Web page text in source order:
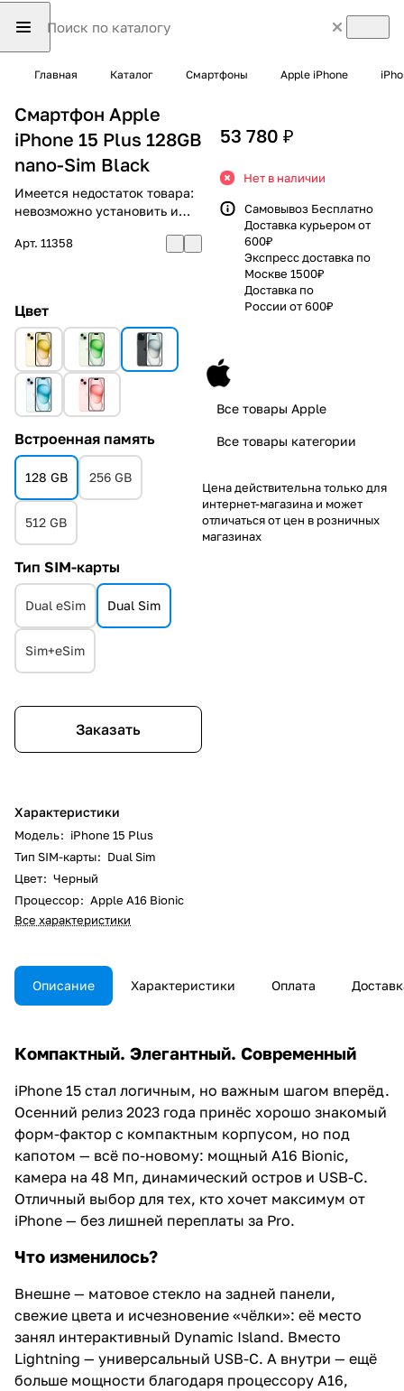
Главная Каталог Смартфоны Apple iPhone
Смартфон Apple
iPhone 15 Plus 128GB
nano-Sim Black
Имеется недостаток товара:
невозможно установить и
Арт. 11358
Цвет
Встроенная память
128 GB 256 GB
512 GB
Тип SIM-карты
Dual eSim Dual Sim
Sim+eSim
Заказать
Характеристики
Модель: iPhone 15 Plus
Тип SIM-карты: Dual Sim
Цвет: Черный
Процессор: Apple A16 Bionic
Все характеристики
53 780 ₽
Нет в наличии
Самовывоз Бесплатно
Доставка курьером от
600₽
Экспресс доставка по
Москве 1500₽
Доставка по
России от 600₽
Все товары Apple
Все товары категории
Цена действительна только для
интернет-магазина и может
отличаться от цен в розничных
магазинах
Описание Характеристики Оплата
Компактный. Элегантный. Современный
iPhone 15 стал логичным, но важным шагом вперёд.
Осенний релиз 2023 года принёс хорошо знакомый
форм-фактор с компактным корпусом, но под
капотом — всё по-новому: мощный A16 Bionic,
камера на 48 Мп, динамический остров и USB-C.
Отличный выбор для тех, кто хочет максимум от
iPhone — без лишней переплаты за Pro.
Что изменилось?
Внешне — матовое стекло на задней панели,
свежие цвета и исчезновение «чёлки»: её место
занял интерактивный Dynamic Island. Вместо
Lightning — универсальный USB-C. А внутри — ещё
больше мощности благодаря процессору A16,